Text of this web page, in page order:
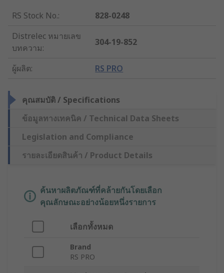
RS Stock No.:
828-0248
Distrelec หมายเลข
บทความ:
304-19-852
ผู้ผลิต: RS PRO
คุณสมบัติ / Specifications
ข้อมูลทางเทคนิค / Technical Data Sheets
Legislation and Compliance
รายละเอียดสินค้า / Product Details
ค้นหาผลิตภัณฑ์ที่คล้ายกันโดยเลือก
คุณลักษณะอย่างน้อยหนึ่งรายการ
เลือกทั้งหมด
Brand
RS PRO